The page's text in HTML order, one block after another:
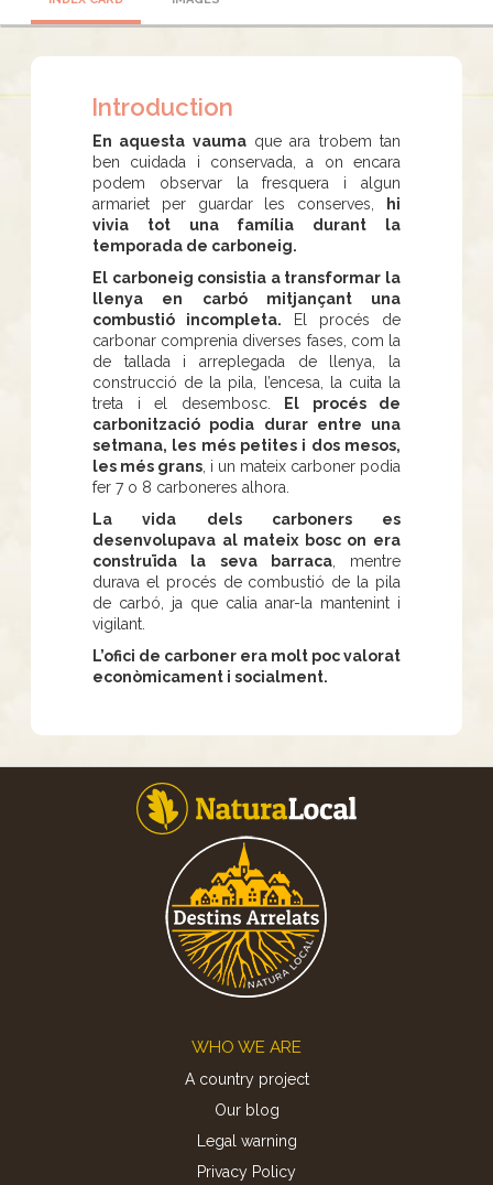
Introduction
En aquesta vaumaque ara trobem tan
ben cuidada i conservada, a on encara
podem observar la fresquera i algun
armariet per guardar les conserves,
hi
vivia tot una família durant la
temporada de carboneig.
El carboneig consistia a transformar la
llenya en carbó mitjançant una
combustió incompleta. El procés de
carbonar comprenia diverses fases, com la
de tallada i arreplegada de llenya, la
construcció de la pila, l’encesa, la cuita la
treta i el desembosc.
El procés de
carbonització podia durar entre una
setmana, les més petites i dos mesos,
les més grans , i un mateix carboner podia
fer 7 o 8 carboneres alhora.
La vida dels carboners es
desenvolupava al mateix bosc on era
construïda la seva barraca, mentre
durava el procés de combustió de la pila
de carbó, ja que calia anar-la mantenint i
vigilant.
L’ofici de carboner era molt poc valorat
econòmicament i socialment.
WHO WE ARE
A country project
Our blog
Legal warning
Privacy Policy